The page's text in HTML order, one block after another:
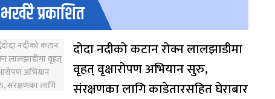
भर्खरै प्रकाशित
दोदा नदीको कटान रोक्न लालझाडीमा
वृहत् वृक्षारोपण अभियान सुरु,
संरक्षणका लागि काडेतारसहित घेराबार